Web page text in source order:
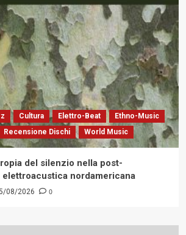
Cultura Elettro-Beat
Ethno-Music
Recensione Dischi World Music
del silenzio nella post-
elettroacustica nordamericana
08/2026 0